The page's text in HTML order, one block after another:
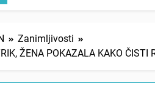
Zanimljivosti
ŽENA POKAZALA KAKO